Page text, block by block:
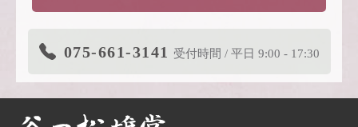
2026.3.11 商品リニューアルのご案内
075-661-3141 受付時間 / 平日 9:00 - 17:30